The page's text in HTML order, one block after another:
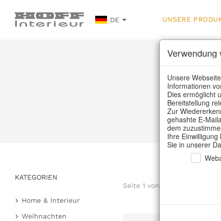
DE UNSERE
Seite 1 von 81 Artikel
KATEGORIEN
Home & Interieur
Küche & Gedeckter Tisch
Weihnachten
Verwendung
Unsere
Informationen
Dies ermöglicht
Bereitstellung
Zur
gehashte E-
dem
Ihre
Sie in unserer